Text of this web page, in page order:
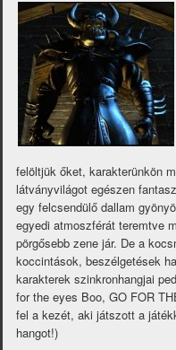
felöltjük őket, karakterünkön
látványvilágot egészen
egy felcsendülő dallam
egyedi atmoszférát teremtve
pörgősebb zene jár. De a
koccintások, beszélgetések
karakterek szinkronhangjai
for the eyes Boo, GO FOR
fel a kezét, aki játszott a
hangot!)